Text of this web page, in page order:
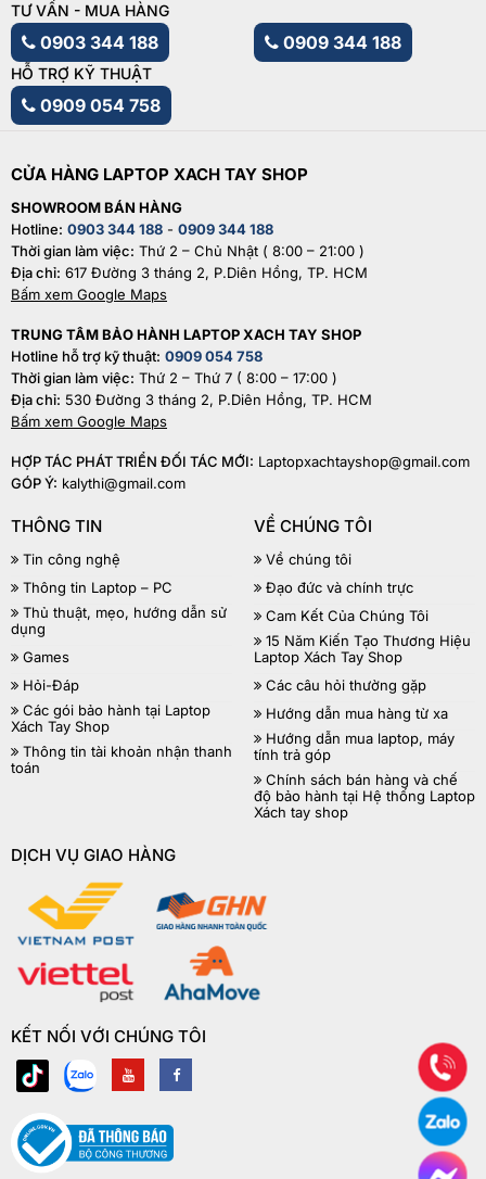
TƯ VẤN - MUA HÀNG
0903 344 188 0909 344 188
HỖ TRỢ KỸ THUẬT
0909 054 758
CỬA HÀNG LAPTOP XACH TAY SHOP
SHOWROOM BÁN HÀNG
Hotline: 0903 344 188 - 0909 344 188
Thời gian làm việc: Thứ 2 – Chủ Nhật ( 8:00 – 21:00 )
Địa chỉ: 617 Đường 3 tháng 2, P.Diên Hồng, TP. HCM
Bấm xem Google Maps
TRUNG TÂM BẢO HÀNH LAPTOP XACH TAY SHOP
Hotline hỗ trợ kỹ thuật: 0909 054 758
Thời gian làm việc: Thứ 2 – Thứ 7 ( 8:00 – 17:00 )
Địa chỉ: 530 Đường 3 tháng 2, P.Diên Hồng, TP. HCM
Bấm xem Google Maps
HỢP TÁC PHÁT TRIỂN ĐỐI TÁC MỚI: Laptopxachtayshop@gmail.com
GÓP Ý: kalythi@gmail.com
THÔNG TIN
Tin công nghệ
Thông tin Laptop – PC
Thủ thuật, mẹo, hướng dẫn sử
dụng
Games
Hỏi-Đáp
Các gói bảo hành tại Laptop
Xách Tay Shop
Thông tin tài khoản nhận thanh
toán
VỀ CHÚNG TÔI
Về chúng tôi
Đạo đức và chính trực
Cam Kết Của Chúng Tôi
15 Năm Kiến Tạo Thương Hiệu
Laptop Xách Tay Shop
Các câu hỏi thường gặp
Hướng dẫn mua hàng từ xa
Hướng dẫn mua laptop, máy
tính trả góp
Chính sách bán hàng và chế
độ bảo hành tại Hệ thống Laptop
Xách tay shop
DỊCH VỤ GIAO HÀNG
KẾT NỐI VỚI CHÚNG TÔI